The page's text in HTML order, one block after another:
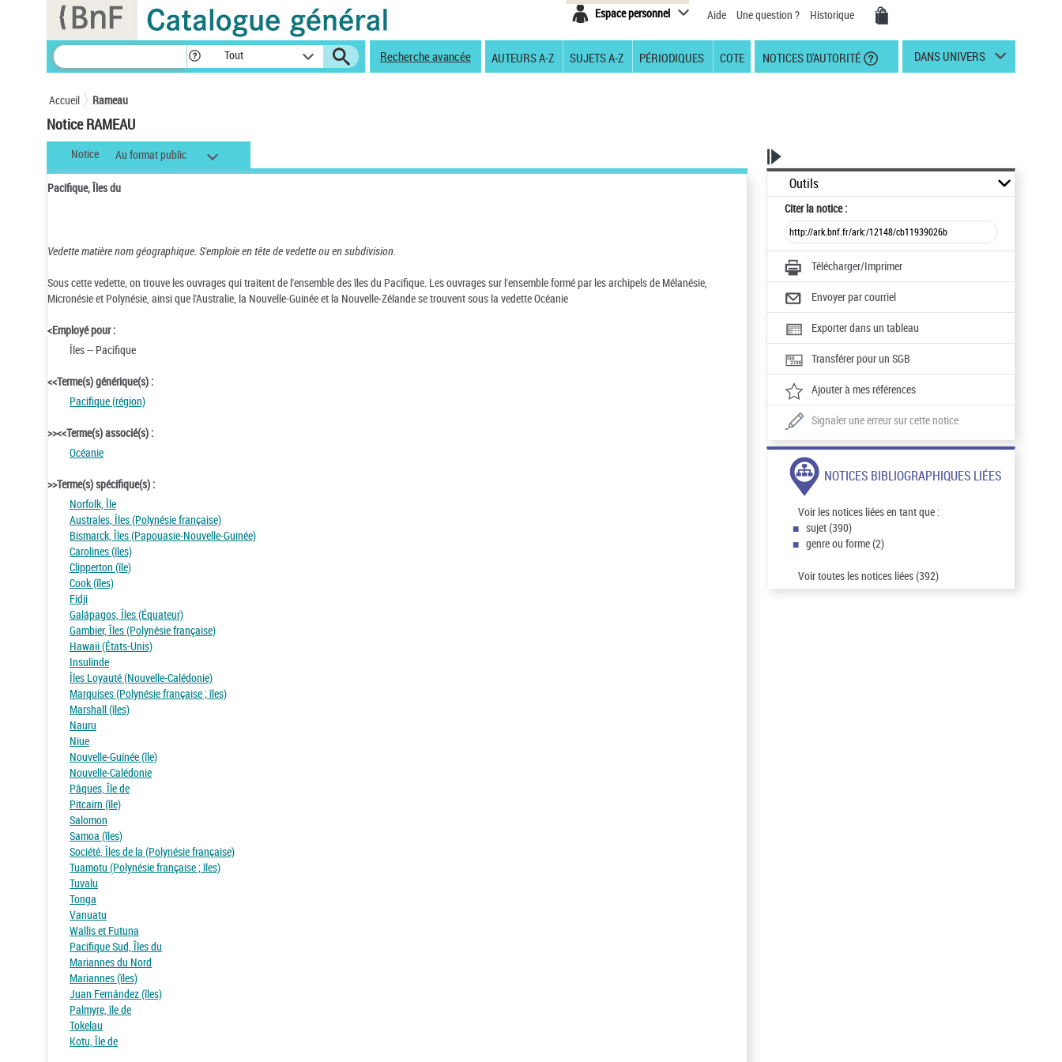
Espace personnel Aide Une question ? Historique
Tout Recherche avancée AUTEURS A-Z SUJETS A-Z PÉRIODIQUES COTE NOTICES D'AUTORITÉ DANS UNIVERS
Accueil Rameau
Notice RAMEAU
Notice Au format public
Pacifique, Îles du
Vedette matière nom géographique. S'emploie en tête de vedette ou en subdivision.
Sous cette vedette, on trouve les ouvrages qui traitent de l'ensemble des îles du Pacifique. Les ouvrages sur l'ensemble formé par les archipels de Mélanésie,
Micronésie et Polynésie, ainsi que l'Australie, la Nouvelle-Guinée et la Nouvelle-Zélande se trouvent sous la vedette Océanie
<Employé pour :
Îles -- Pacifique
<<Terme(s) générique(s) :
Pacifique (région)
>><<Terme(s) associé(s) :
Océanie
>>Terme(s) spécifique(s) :
Norfolk, Île
Australes, Îles (Polynésie française)
Bismarck, Îles (Papouasie-Nouvelle-Guinée)
Carolines (îles)
Clipperton (île)
Cook (îles)
Fidji
Galápagos, Îles (Équateur)
Gambier, Îles (Polynésie française)
Hawaii (États-Unis)
Insulinde
Îles Loyauté (Nouvelle-Calédonie)
Marquises (Polynésie française ; îles)
Marshall (îles)
Nauru
Niue
Nouvelle-Guinée (île)
Nouvelle-Calédonie
Pâques, Île de
Pitcairn (île)
Salomon
Samoa (îles)
Société, Îles de la (Polynésie française)
Tuamotu (Polynésie française ; îles)
Tuvalu
Tonga
Vanuatu
Wallis et Futuna
Pacifique Sud, Îles du
Mariannes du Nord
Mariannes (îles)
Juan Fernández (îles)
Palmyre, île de
Tokelau
Kotu, Île de
Outils
Citerla notice :
Télécharger/Imprimer
Envoyer par courriel
Exporter dans un tableau
Transférer pour un SGB
Ajouter à mes références
Signaler une erreur sur cette notice
NOTICES BIBLIOGRAPHIQUES LIÉES
Voir les notices liées en tant que :
sujet (390)
genre ou forme (2)
Voir toutes les notices liées (392)
Panneau de gestion des cookies